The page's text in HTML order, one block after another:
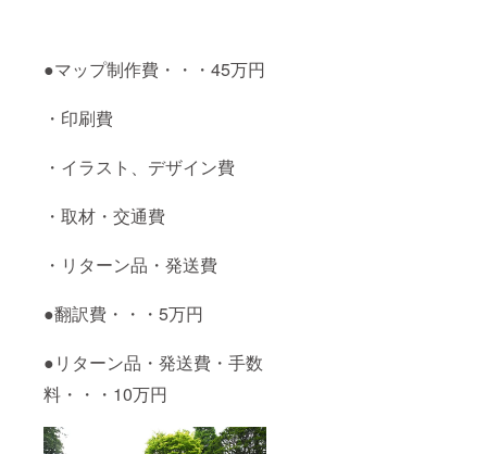
●マップ制作費・・・45万円
・印刷費
・イラスト、デザイン費
・取材・交通費
・リターン品・発送費
●翻訳費・・・5万円
●リターン品・発送費・手数
料・・・10万円